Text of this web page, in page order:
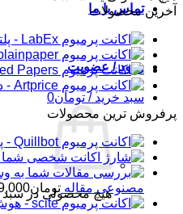
تماس با ما
ورود / عضویت
سبد خرید /تومان0
هیچ محصولی در
آخرین محصولات
پرفروش ترین محصولات
مصنوعی مقاله تومان